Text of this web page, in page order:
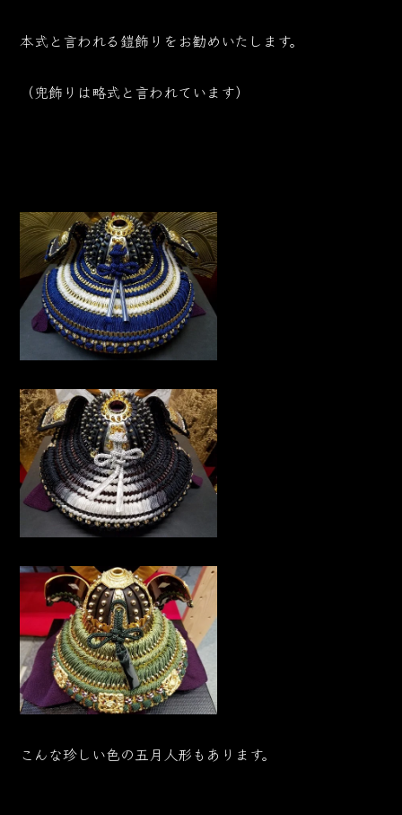
本式と言われる鎧飾りをお勧めいたします。
（兜飾りは略式と言われています）
こんな珍しい色の五月人形もあります。